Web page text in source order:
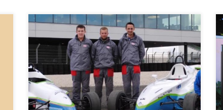
Le mécanicien de compétition assure la
maintenance préventive et corrective du groupe
motopropulseur, des systèmes de liaison au sol, de
freinage, de transmission, ainsi que des systèmes
électriques et aérodynamiques […]